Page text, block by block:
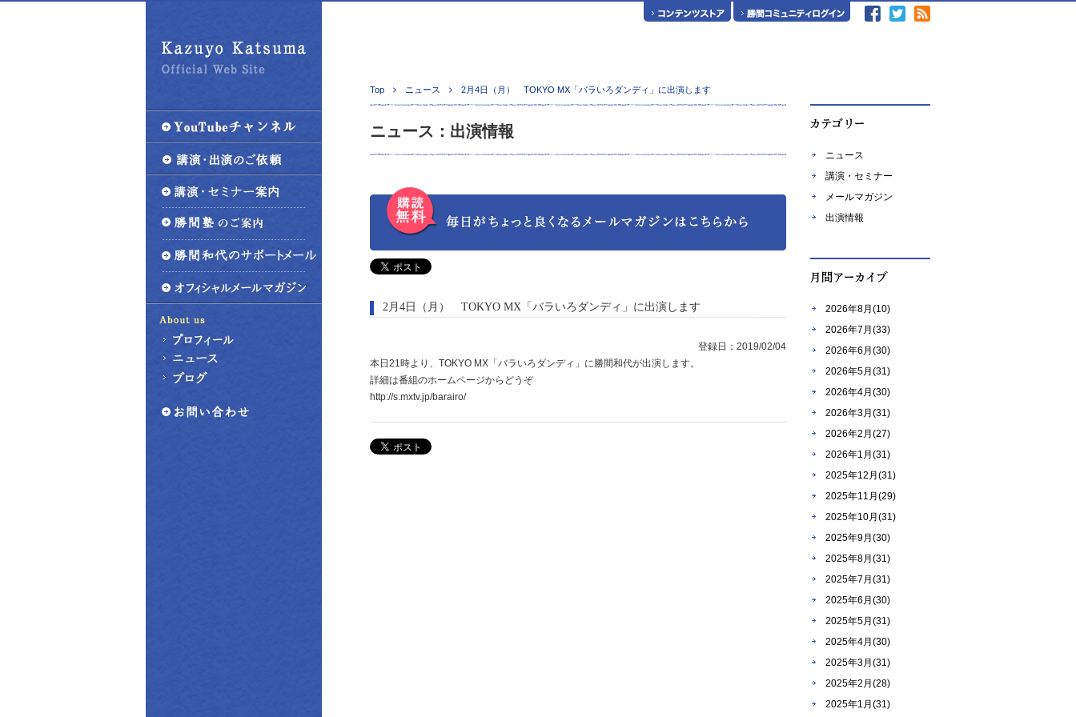
ニュース
講演・セミナー
メールマガジン
出演情報
2026年8月(10)
2026年7月(33)
2026年6月(30)
2026年5月(31)
2026年4月(30)
2026年3月(31)
2026年2月(27)
2026年1月(31)
2025年12月(31)
2025年11月(29)
2025年10月(31)
2025年9月(30)
2025年8月(31)
2025年7月(31)
2025年6月(30)
2025年5月(31)
2025年4月(30)
2025年3月(31)
2025年2月(28)
2025年1月(31)
Top ニュース 2月4日（月） TOKYO MX「バラいろダンディ」に出演します
ニュース：出演情報
2月4日（月） TOKYO MX「バラいろダンディ」に出演します
登録日：2019/02/04
本日21時より、TOKYO MX「バラいろダンディ」に勝間和代が出演します。
詳細は番組のホームページからどうぞ
http://s.mxtv.jp/barairo/